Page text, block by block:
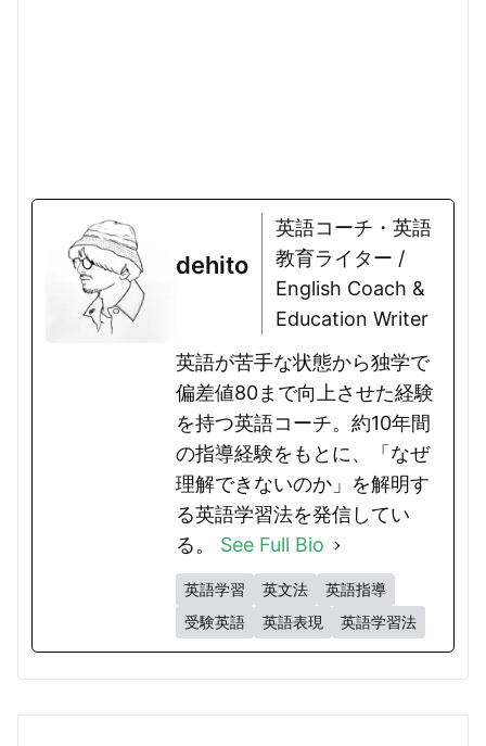
dehito
英語コーチ・英語
教育ライター /
English Coach &
Education Writer
英語が苦手な状態から独学で
偏差値80まで向上させた経験
を持つ英語コーチ。約10年間
の指導経験をもとに、「なぜ
理解できないのか」を解明す
る英語学習法を発信してい
る。 See Full Bio
英語学習 英文法
英語指導
受験英語
英語表現 英語学習法